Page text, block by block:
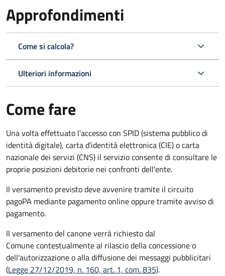
Approfondimenti
Come si calcola?
Ulteriori informazioni
Come fare
Una volta effettuato l'accesso con SPID (sistema pubblico di
identità digitale), carta d’identità elettronica (CIE) o carta
nazionale dei servizi (CNS) il servizio consente di consultare le
proprie posizioni debitorie nei confronti dell'ente.
Il versamento previsto deve avvenire tramite il circuito
pagoPA mediante pagamento online oppure tramite avviso di
pagamento.
Il versamento del canone verrà richiesto dal
Comune contestualmente al rilascio della concessione o
dell'autorizzazione o alla diffusione dei messaggi pubblicitari
(Legge 27/12/2019, n. 160, art. 1, com. 835).